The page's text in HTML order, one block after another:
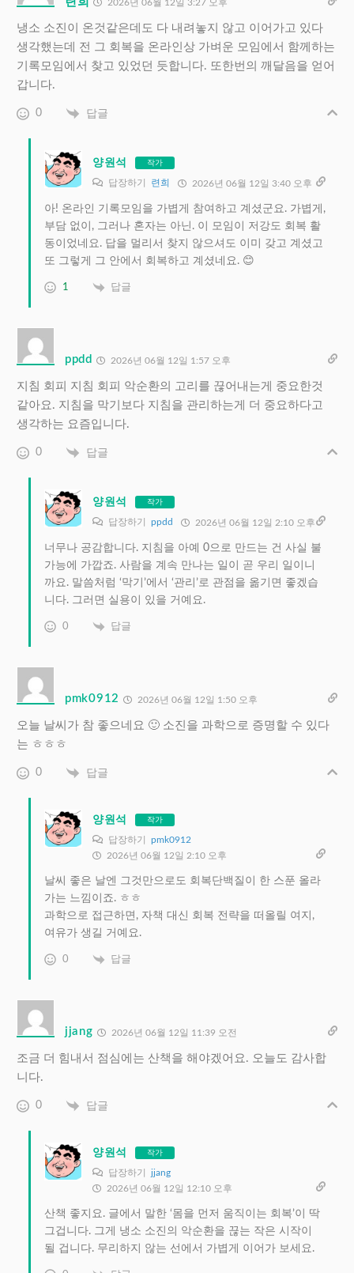
2026년 06월 12일 3:27 오후
냉소 소진이 온것같은데도 다 내려놓지 않고 이어가고 있다
생각했는데 전 그 회복을 온라인상 가벼운 모임에서 함께하는
기록모임에서 찾고 있었던 듯합니다. 또한번의 깨달음을 얻어
갑니다.
0 답글
양원석 작가
답장하기 련희 2026년 06월 12일 3:40 오후
아! 온라인 기록모임을 가볍게 참여하고 계셨군요. 가볍게,
부담 없이, 그러나 혼자는 아닌. 이 모임이 저강도 회복 활
동이었네요. 답을 멀리서 찾지 않으셔도 이미 갖고 계셨고
또 그렇게 그 안에서 회복하고 계셨네요. 😊
1 답글
ppdd 2026년 06월 12일 1:57 오후
지침 회피 지침 회피 악순환의 고리를 끊어내는게 중요한것
같아요. 지침을 막기보다 지침을 관리하는게 더 중요하다고
생각하는 요즘입니다.
0 답글
양원석 작가
답장하기 ppdd 2026년 06월 12일 2:10 오후
너무나 공감합니다. 지침을 아예 0으로 만드는 건 사실 불
가능에 가깝죠. 사람을 계속 만나는 일이 곧 우리 일이니
까요. 말씀처럼 ‘막기’에서 ‘관리’로 관점을 옮기면 좋겠습
니다. 그러면 실용이 있을 거예요.
0 답글
pmk0912 2026년 06월 12일 1:50 오후
오늘 날씨가 참 좋으네요 🙂 소진을 과학으로 증명할 수 있다
는 ㅎㅎㅎ
0 답글
양원석 작가
답장하기 pmk0912
2026년 06월 12일 2:10 오후
날씨 좋은 날엔 그것만으로도 회복단백질이 한 스푼 올라
가는 느낌이죠. ㅎㅎ
과학으로 접근하면, 자책 대신 회복 전략을 떠올릴 여지,
여유가 생길 거예요.
0 답글
jjang 2026년 06월 12일 11:39 오전
조금 더 힘내서 점심에는 산책을 해야겠어요. 오늘도 감사합
니다.
0 답글
양원석 작가
답장하기 jjang
2026년 06월 12일 12:10 오후
산책 좋지요. 글에서 말한 ‘몸을 먼저 움직이는 회복’이 딱
그겁니다. 그게 냉소 소진의 악순환을 끊는 작은 시작이
될 겁니다. 무리하지 않는 선에서 가볍게 이어가 보세요.